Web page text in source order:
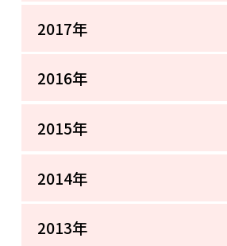
2017年
2016年
2015年
2014年
2013年